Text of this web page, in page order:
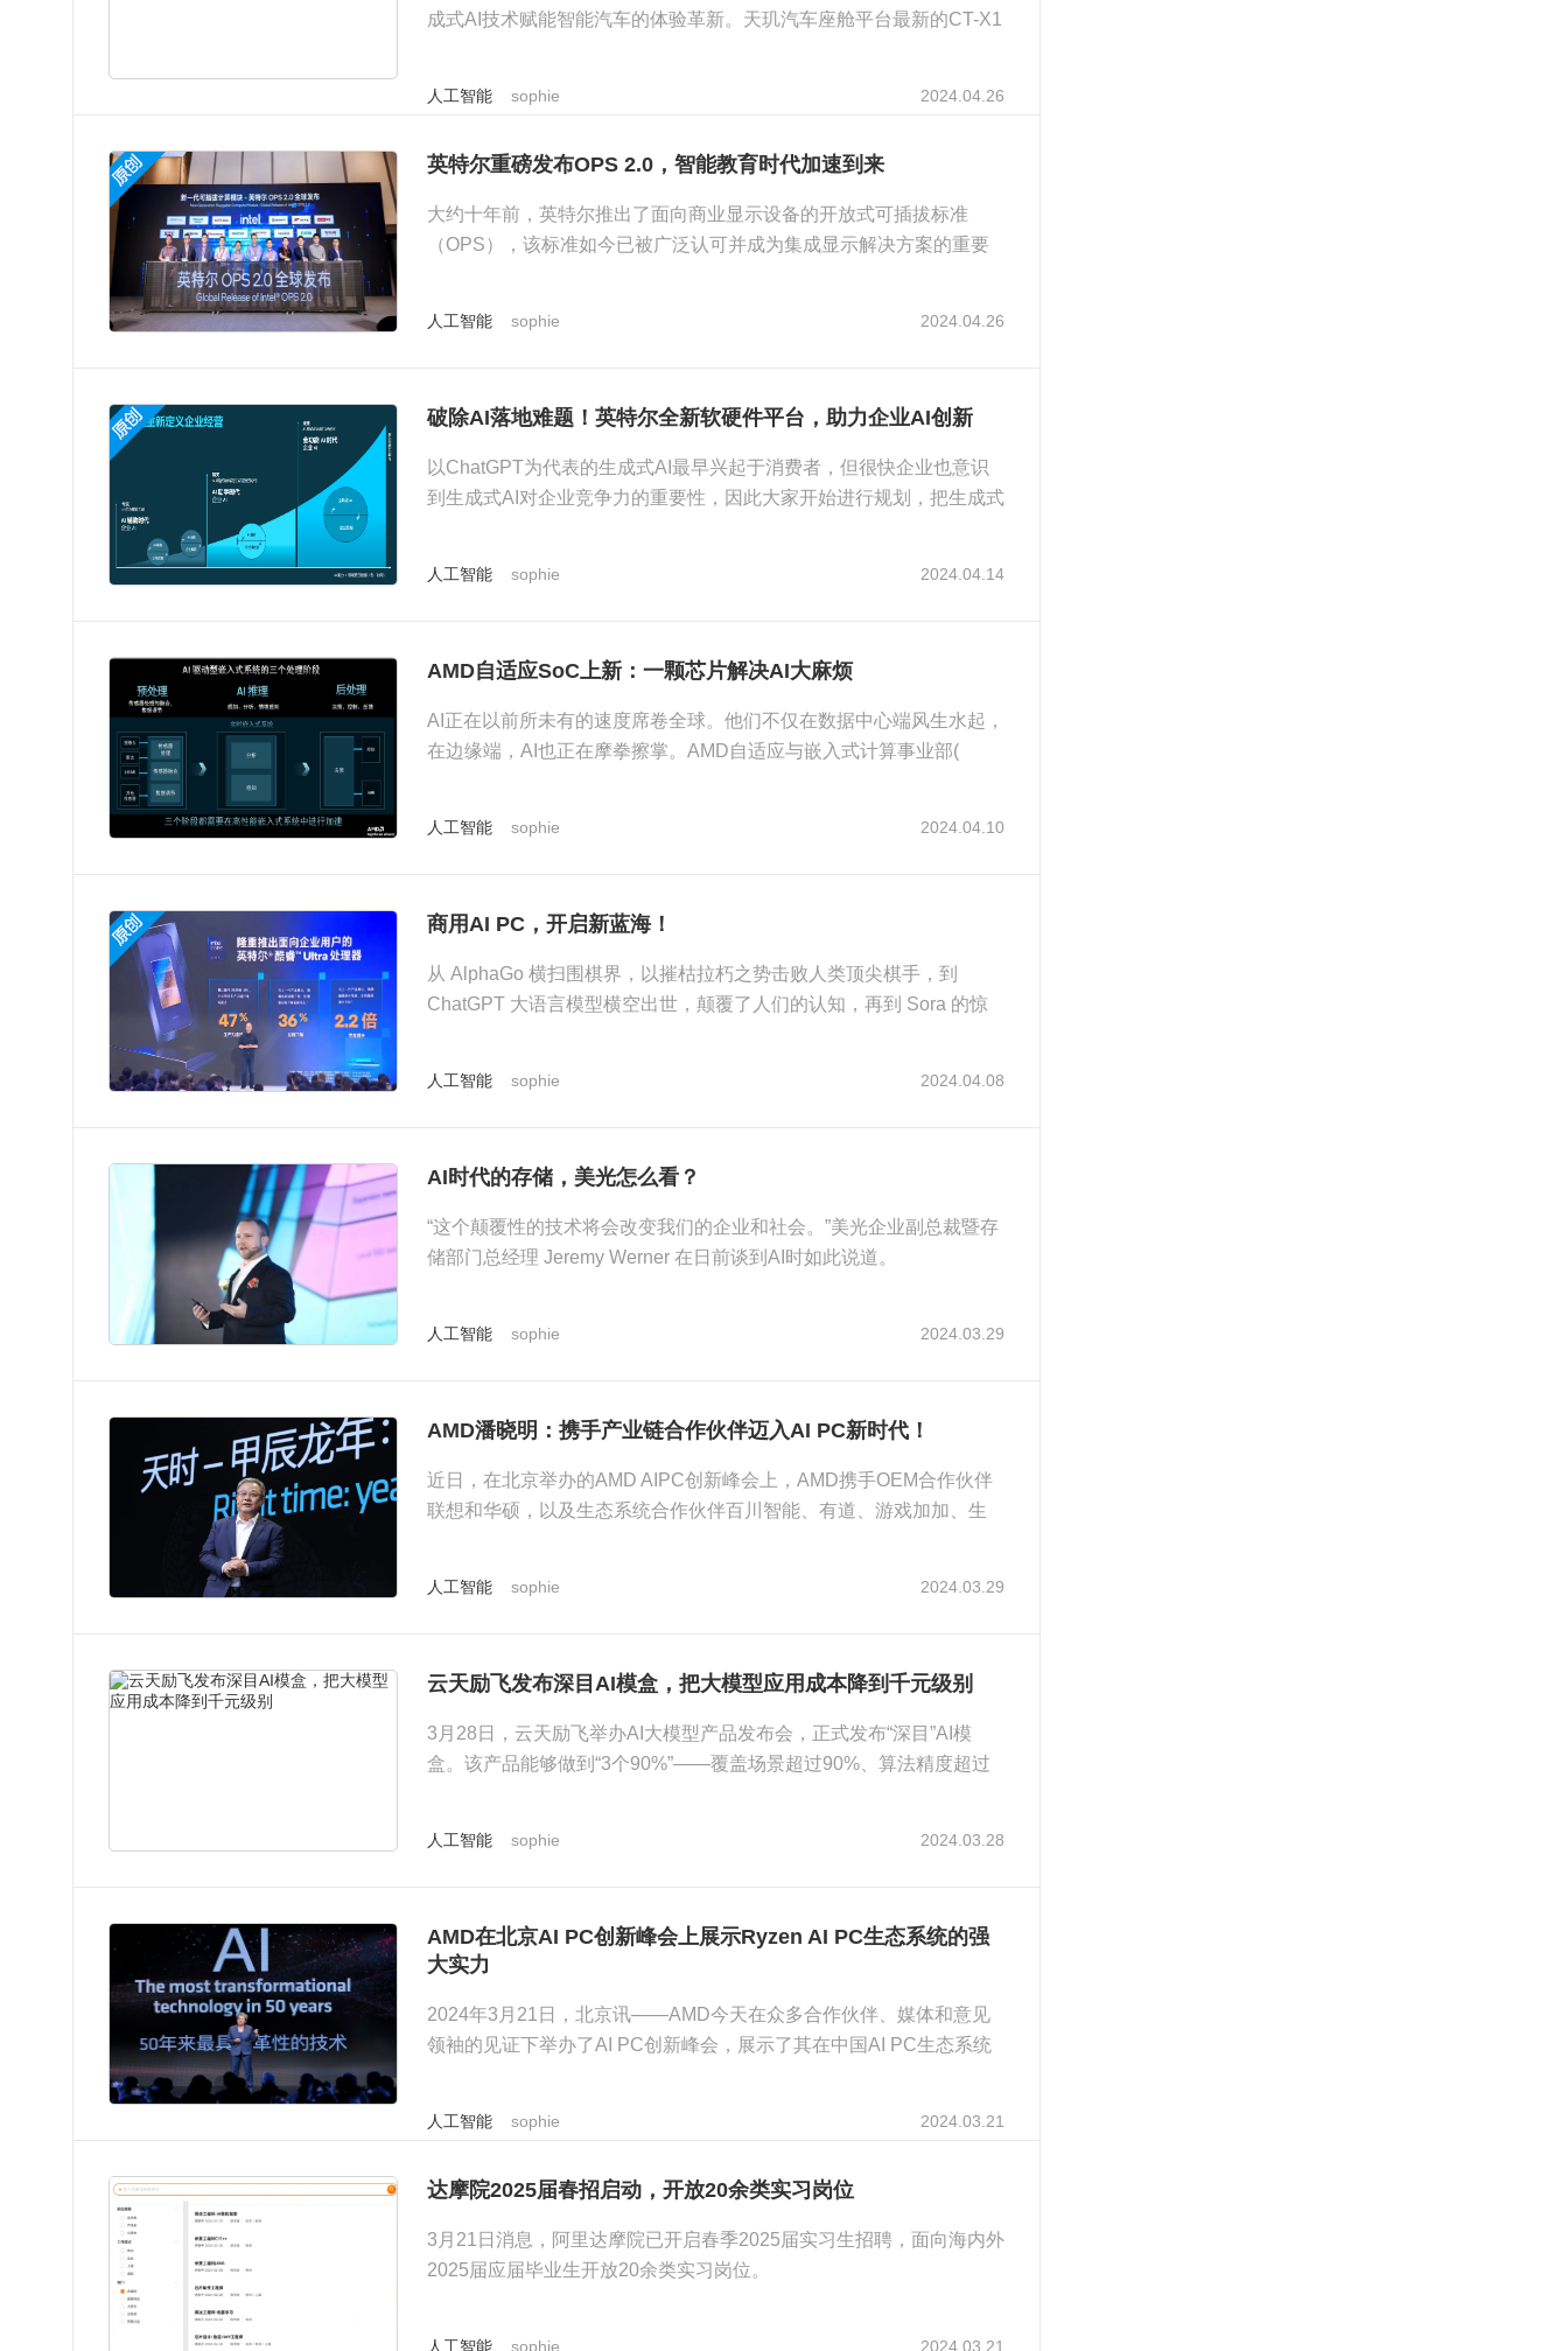
成式AI技术赋能智能汽车的体验革新。天玑汽车座舱平台最新的CT-X1
人工智能 sophie 2024.04.26
英特尔重磅发布OPS 2.0，智能教育时代加速到来
大约十年前，英特尔推出了面向商业显示设备的开放式可插拔标准
（OPS），该标准如今已被广泛认可并成为集成显示解决方案的重要
人工智能 sophie 2024.04.26
破除AI落地难题！英特尔全新软硬件平台，助力企业AI创新
以ChatGPT为代表的生成式AI最早兴起于消费者，但很快企业也意识
到生成式AI对企业竞争力的重要性，因此大家开始进行规划，把生成式
人工智能 sophie 2024.04.14
AMD自适应SoC上新：一颗芯片解决AI大麻烦
AI正在以前所未有的速度席卷全球。他们不仅在数据中心端风生水起，
在边缘端，AI也正在摩拳擦掌。AMD自适应与嵌入式计算事业部(
人工智能 sophie 2024.04.10
商用AI PC，开启新蓝海！
从 AlphaGo 横扫围棋界，以摧枯拉朽之势击败人类顶尖棋手，到
ChatGPT 大语言模型横空出世，颠覆了人们的认知，再到 Sora 的惊
人工智能 sophie 2024.04.08
AI时代的存储，美光怎么看？
“这个颠覆性的技术将会改变我们的企业和社会。”美光企业副总裁暨存
储部门总经理 Jeremy Werner 在日前谈到AI时如此说道。
人工智能 sophie 2024.03.29
AMD潘晓明：携手产业链合作伙伴迈入AI PC新时代！
近日，在北京举办的AMD AIPC创新峰会上，AMD携手OEM合作伙伴
联想和华硕，以及生态系统合作伙伴百川智能、有道、游戏加加、生
人工智能 sophie 2024.03.29
云天励飞发布深目AI模盒，把大模型应用成本降到千元级别
3月28日，云天励飞举办AI大模型产品发布会，正式发布“深目”AI模
盒。该产品能够做到“3个90%”——覆盖场景超过90%、算法精度超过
人工智能 sophie 2024.03.28
AMD在北京AI PC创新峰会上展示Ryzen AI PC生态系统的强
大实力
2024年3月21日，北京讯——AMD今天在众多合作伙伴、媒体和意见
领袖的见证下举办了AI PC创新峰会，展示了其在中国AI PC生态系统
人工智能 sophie 2024.03.21
达摩院2025届春招启动，开放20余类实习岗位
3月21日消息，阿里达摩院已开启春季2025届实习生招聘，面向海内外
2025届应届毕业生开放20余类实习岗位。
人工智能 sophie 2024.03.21